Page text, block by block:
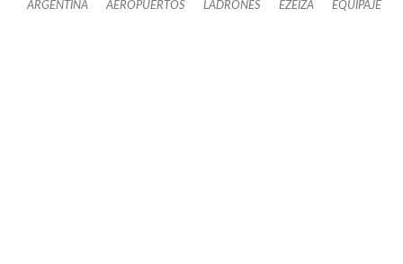
ARGENTINA AEROPUERTOS LADRONES EZEIZA EQUIPAJE